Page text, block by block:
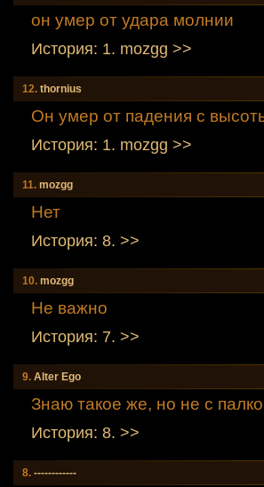
он умер от удара молнии
История: 1. mozgg >>
12. thornius
Он умер от падения с
История: 1. mozgg >>
11. mozgg
Нет
История: 8. >>
10. mozgg
Не важно
История: 7. >>
9. Altеr Egо
Знаю такое же, но не с
История: 8. >>
8. ------------